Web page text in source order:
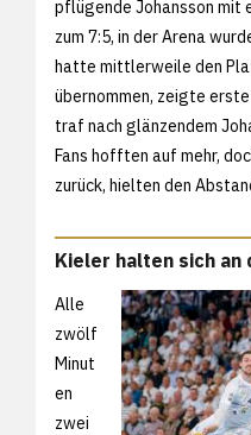
pflügende Johansson mit
zum 7:5, in der Arena
hatte mittlerweile den
übernommen, zeigte
traf nach glänzendem
Fans hofften auf mehr,
zurück, hielten den
Kieler halten sich an
Alle
zwölf
Minut
en
zwei